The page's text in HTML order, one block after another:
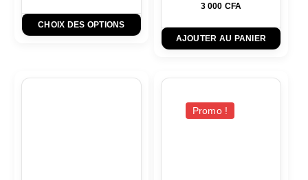
CHOIX DES OPTIONS
3 000 CFA
AJOUTER AU PANIER
Promo !